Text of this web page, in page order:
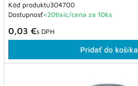
Kód produktu304700
Dostupnosť<20tisíc/cena za 10ks
0,03 €s DPH
Pridať do košíka